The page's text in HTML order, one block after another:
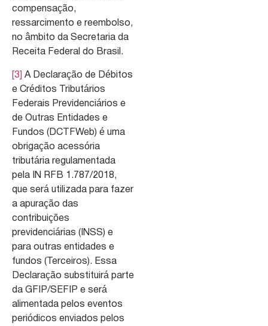
compensação,
ressarcimento e reembolso,
no âmbito da Secretaria da
Receita Federal do Brasil.
[3]
A Declaração de Débitos
e Créditos Tributários
Federais Previdenciários e
de Outras Entidades e
Fundos (DCTFWeb) é uma
obrigação acessória
tributária regulamentada
pela IN RFB 1.787/2018,
que será utilizada para fazer
a apuração das
contribuições
previdenciárias (INSS) e
para outras entidades e
fundos (Terceiros). Essa
Declaração substituirá parte
da GFIP/SEFIP e será
alimentada pelos eventos
periódicos enviados pelos